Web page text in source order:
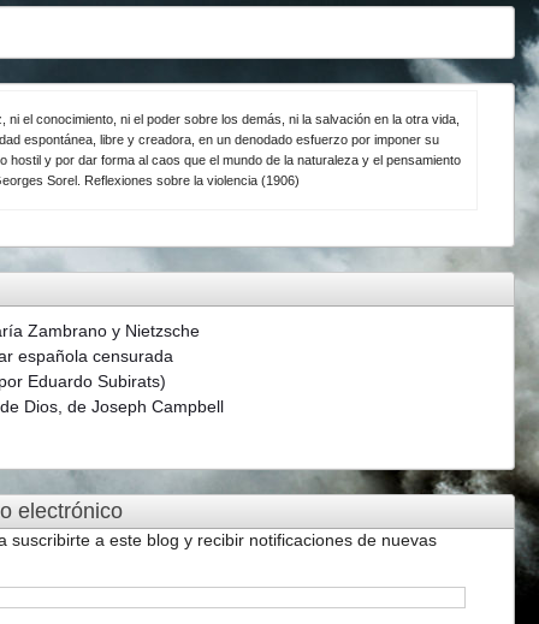
ni el conocimiento, ni el poder sobre los demás, ni la salvación en la otra vida,
espontánea, libre y creadora, en un denodado esfuerzo por imponer su
hostil y por dar forma al caos que el mundo de la naturaleza y el pensamiento
Sorel. Reflexiones sobre la violencia (1906)
Zambrano y Nietzsche
española censurada
Eduardo Subirats)
Dios, de Joseph Campbell
electrónico
suscribirte a este blog y recibir notificaciones de nuevas